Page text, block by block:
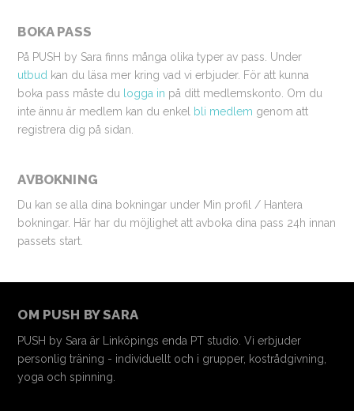
BOKA PASS
På PUSH by Sara finns många olika typer av pass. Under
utbud kan du läsa mer kring vad vi erbjuder. För att kunna
boka pass måste du logga in på ditt medlemskonto. Om du
inte ännu är medlem kan du enkel bli medlem genom att
registrera dig på sidan.
AVBOKNING
Du kan se alla dina bokningar under Min profil / Hantera
bokningar. Här har du möjlighet att avboka dina pass 24h innan
passets start.
OM PUSH BY SARA
PUSH by Sara är Linköpings enda PT studio. Vi erbjuder
personlig träning - individuellt och i grupper, kostrådgivning,
yoga och spinning.